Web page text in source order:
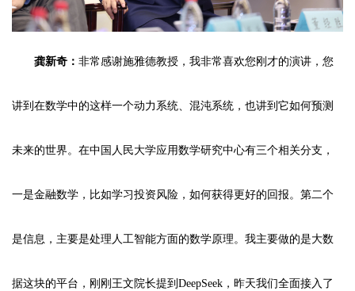
龚新奇： 非常感谢施雅德教授，我非常喜欢您刚才的演讲，您
讲到在数学中的这样一个动力系统、混沌系统，也讲到它如何预测
未来的世界。在中国人民大学应用数学研究中心有三个相关分支，
一是金融数学，比如学习投资风险，如何获得更好的回报。第二个
是信息，主要是处理人工智能方面的数学原理。我主要做的是大数
据这块的平台，刚刚王文院长提到DeepSeek，昨天我们全面接入了